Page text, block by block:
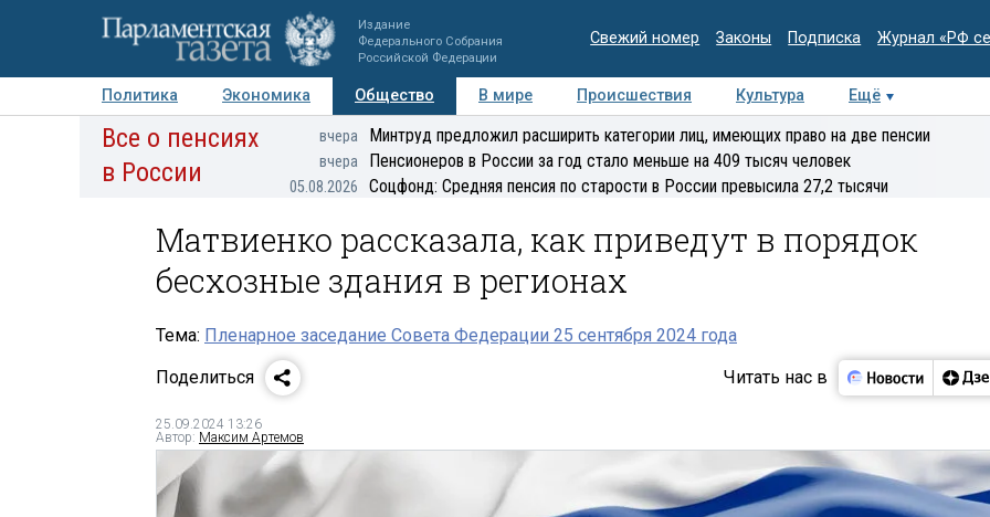
Издание
Федерального Собрания
Российской Федерации
Свежий номер Законы Подписка Журнал «РФ
Политика Экономика Общество В мире Происшествия Культура
Ещё
Авторы Персоны Мнения Регионы Медиацентр Интервью Колумнисты
Все о пенсиях
в России
вчера Минтруд предложил расширить категории лиц, имеющих право на две пенсии
вчера Пенсионеров в России за год стало меньше на 409 тысяч человек
05.08.2026 Соцфонд: Средняя пенсия по старости в России превысила 27,2 тысячи
Матвиенко рассказала, как приведут в порядок
бесхозные здания в регионах
Тема: Пленарное заседание Совета Федерации 25 сентября 2024 года
Поделиться
Читать нас в
25.09.2024 13:26
Автор: Максим Артемов